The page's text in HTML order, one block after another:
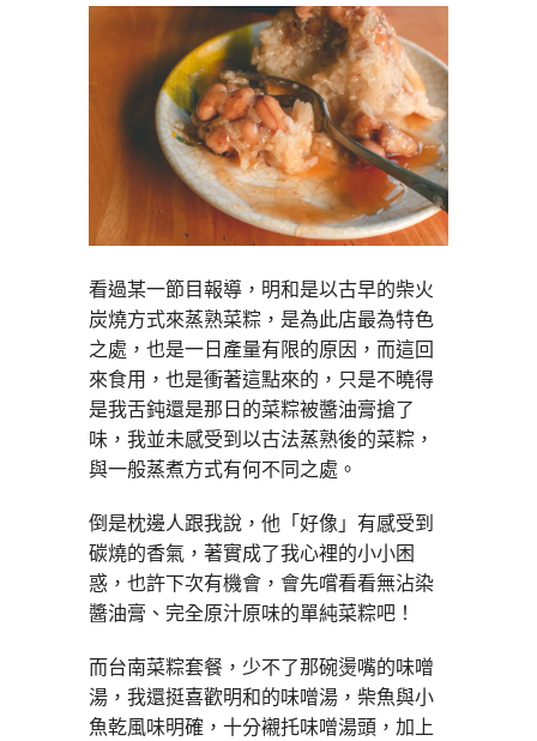
看過某一節目報導，明和是以古早的柴火
炭燒方式來蒸熟菜粽，是為此店最為特色
之處，也是一日產量有限的原因，而這回
來食用，也是衝著這點來的，只是不曉得
是我舌鈍還是那日的菜粽被醬油膏搶了
味，我並未感受到以古法蒸熟後的菜粽，
與一般蒸煮方式有何不同之處。
倒是枕邊人跟我說，他「好像」有感受到
碳燒的香氣，著實成了我心裡的小小困
惑，也許下次有機會，會先嚐看看無沾染
醬油膏、完全原汁原味的單純菜粽吧！
而台南菜粽套餐，少不了那碗燙嘴的味噌
湯，我還挺喜歡明和的味噌湯，柴魚與小
魚乾風味明確，十分襯托味噌湯頭，加上